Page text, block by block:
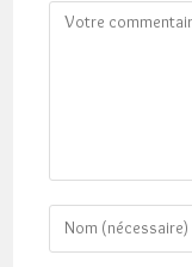
Comment
Enter
your